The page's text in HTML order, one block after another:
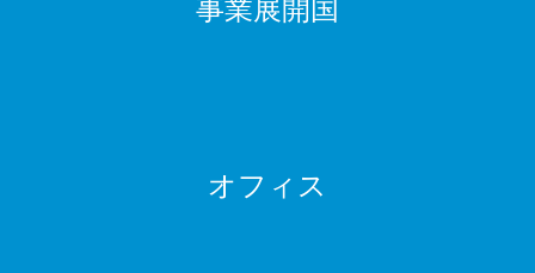
事業展開国
オフィス